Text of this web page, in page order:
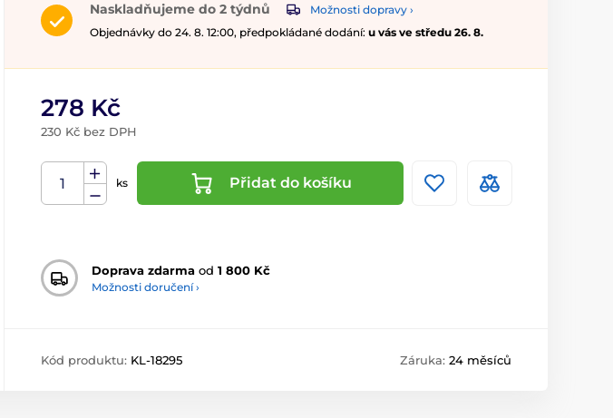
Naskladňujeme do 2 týdnů
Možnosti dopravy ›
Objednávky do 24. 8. 12:00, předpokládané dodání: u vás ve středu 26. 8.
278 Kč
230 Kč bez DPH
ks Přidat do košíku
Doprava zdarma od 1 800 Kč
Možnosti doručení ›
Kód produktu: KL-18295 Záruka: 24 měsíců